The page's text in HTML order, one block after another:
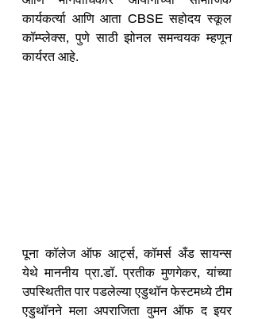
कार्यकर्त्या आणि आता CBSE सहोदय स्कूल
कॉम्प्लेक्स, पुणे साठी झोनल समन्वयक म्हणून
कार्यरत आहे.
पूना कॉलेज ऑफ आर्ट्स, कॉमर्स अँड सायन्स
येथे माननीय प्रा.डॉ. प्रतीक मुणगेकर, यांच्या
उपस्थितीत पार पडलेल्या एडुथॉन फेस्टमध्ये टीम
एडुथॉनने मला अपराजिता वुमन ऑफ द इयर